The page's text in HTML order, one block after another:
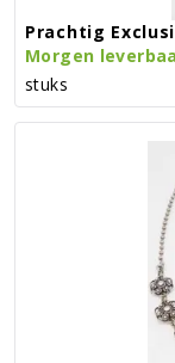
Prachtig
Morgen
stuks